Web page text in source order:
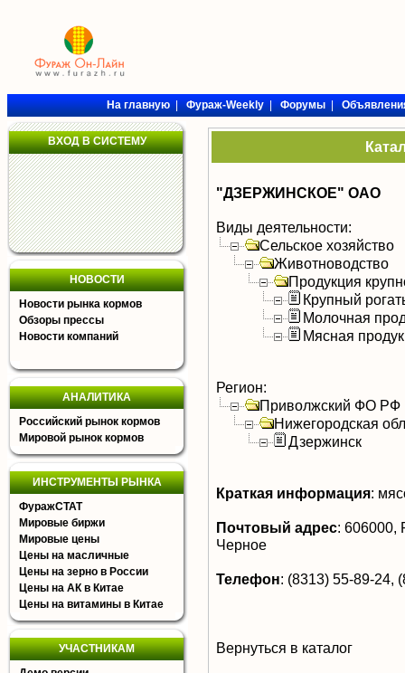
На главную|Фураж-Weekly|Форумы|
ВХОД В СИСТЕМУ
НОВОСТИ
Новости рынка кормов
Обзоры прессы
Новости компаний
АНАЛИТИКА
Российский рынок кормов
Мировой рынок кормов
ИНСТРУМЕНТЫ РЫНКА
ФуражСТАТ
Мировые биржи
Мировые цены
Цены на масличные
Цены на зерно в России
Цены на АК в Китае
Цены на витамины в Китае
УЧАСТНИКАМ
"ДЗЕРЖИНСКОЕ" ОАО
Виды деятельности:
Сельское хозяйство
Животноводство
Продукция
Крупный
Молочная
Мясная
Регион:
Приволжский ФО РФ
Нижегородская
Дзержинск
Краткая информация:
Почтовый адрес: 606000,
Черное
Телефон: (8313) 55-89-24,
Вернуться в каталог